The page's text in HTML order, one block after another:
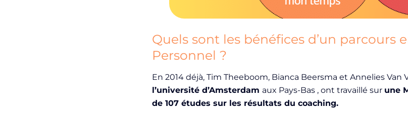
Quels sont les bénéfices d’un parcours
Personnel ?
En 2014 déjà, Tim Theeboom, Bianca Beersma et Annelies Van
l’université d’Amsterdam aux Pays-Bas , ont travaillé sur une
de 107 études sur les résultats du coaching.